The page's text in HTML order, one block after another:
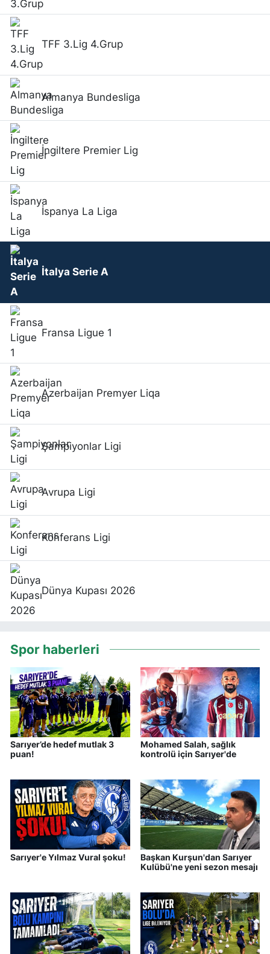
TFF 3.Lig 4.Grup
Almanya Bundesliga
İngiltere Premier Lig
İspanya La Liga
İtalya Serie A
Fransa Ligue 1
Azerbaijan Premyer Liqa
Şampiyonlar Ligi
Avrupa Ligi
Konferans Ligi
Dünya Kupası 2026
Spor haberleri
Sarıyer’de hedef mutlak 3
puan!
Mohamed Salah, sağlık
kontrolü için Sarıyer'de
Sarıyer'e Yılmaz Vural şoku!
Başkan Kurşun'dan Sarıyer
Kulübü'ne yeni sezon mesajı